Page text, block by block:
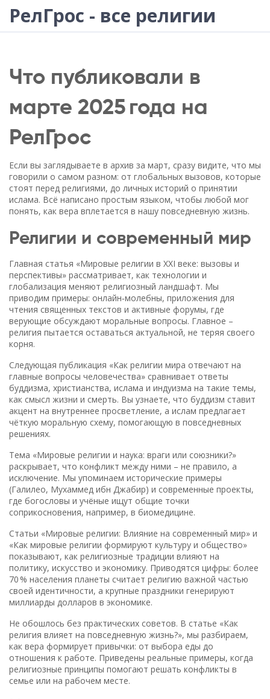
РелГрос - все религии
Что публиковали в
марте 2025 года на
РелГрос
Если вы заглядываете в архив за март, сразу видите, что мы
говорили о самом разном: от глобальных вызовов, которые
стоят перед религиями, до личных историй о принятии
ислама. Всё написано простым языком, чтобы любой мог
понять, как вера вплетается в нашу повседневную жизнь.
Религии и современный мир
Главная статья «Мировые религии в XXI веке: вызовы и
перспективы» рассматривает, как технологии и
глобализация меняют религиозный ландшафт. Мы
приводим примеры: онлайн‑молебны, приложения для
чтения священных текстов и активные форумы, где
верующие обсуждают моральные вопросы. Главное –
религия пытается оставаться актуальной, не теряя своего
корня.
Следующая публикация «Как религии мира отвечают на
главные вопросы человечества» сравнивает ответы
буддизма, христианства, ислама и индуизма на такие темы,
как смысл жизни и смерть. Вы узнаете, что буддизм ставит
акцент на внутреннее просветление, а ислам предлагает
чёткую моральную схему, помогающую в повседневных
решениях.
Тема «Мировые религии и наука: враги или союзники?»
раскрывает, что конфликт между ними – не правило, а
исключение. Мы упоминаем исторические примеры
(Галилео, Мухаммед ибн Джабир) и современные проекты,
где богословы и учёные ищут общие точки
соприкосновения, например, в биомедицине.
Статьи «Мировые религии: Влияние на современный мир» и
«Как мировые религии формируют культуру и общество»
показывают, как религиозные традиции влияют на
политику, искусство и экономику. Приводятся цифры: более
70 % населения планеты считает религию важной частью
своей идентичности, а крупные праздники генерируют
миллиарды долларов в экономике.
Не обошлось без практических советов. В статье «Как
религия влияет на повседневную жизнь?», мы разбираем,
как вера формирует привычки: от выбора еды до
отношения к работе. Приведены реальные примеры, когда
религиозные принципы помогают решать конфликты в
семье или на рабочем месте.